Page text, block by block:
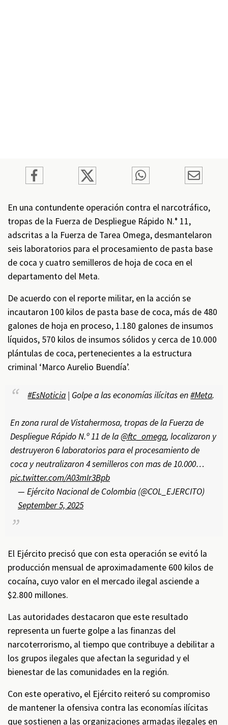
En una contundente operación contra el narcotráfico,
tropas de la Fuerza de Despliegue Rápido N.° 11,
adscritas a la Fuerza de Tarea Omega, desmantelaron
seis laboratorios para el procesamiento de pasta base
de coca y cuatro semilleros de hoja de coca en el
departamento del Meta.
De acuerdo con el reporte militar, en la acción se
incautaron 100 kilos de pasta base de coca, más de 480
galones de hoja en proceso, 1.180 galones de insumos
líquidos, 570 kilos de insumos sólidos y cerca de 10.000
plántulas de coca, pertenecientes a la estructura
criminal ‘Marco Aurelio Buendía’.
#EsNoticia | Golpe a las economías ilícitas en#Meta.
En zona rural de Vistahermosa, tropas de la Fuerza de
Despliegue Rápido N.º 11 de la@ftc_omega, localizaron y
destruyeron 6 laboratorios para el procesamiento de
coca y neutralizaron 4 semilleros con mas de 10.000…
pic.twitter.com/A03mIr3Bpb
— Ejército Nacional de Colombia (@COL_EJERCITO)
September 5, 2025
El Ejército precisó que con esta operación se evitó la
producción mensual de aproximadamente 600 kilos de
cocaína, cuyo valor en el mercado ilegal asciende a
$2.800 millones.
Las autoridades destacaron que este resultado
representa un fuerte golpe a las finanzas del
narcoterrorismo, al tiempo que contribuye a debilitar a
los grupos ilegales que afectan la seguridad y el
bienestar de las comunidades en la región.
Con este operativo, el Ejército reiteró su compromiso
de mantener la ofensiva contra las economías ilícitas
que sostienen a las organizaciones armadas ilegales en